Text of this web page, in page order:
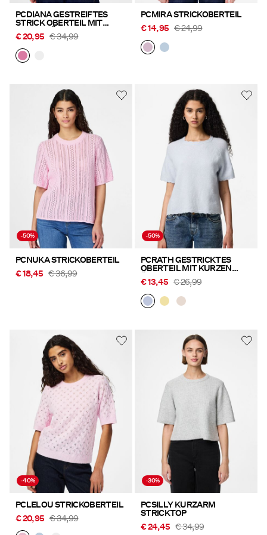
PCDIANA GESTREIFTES
STRICK OBERTEIL MIT
KURZEN ÄRMELN
€ 20,95 € 34,99
PCMIRA STRICKOBERTEIL
€ 14,95 € 24,99
-50%
PCNUKA STRICKOBERTEIL
€ 18,45 € 36,99
-50%
PCRATH GESTRICKTES
OBERTEIL MIT KURZEN
€ 13,45 € 26,99
-40%
PCLELOU STRICKOBERTEIL
€ 20,95 € 34,99
-30%
PCSILLY KURZARM
STRICKTOP
€ 24,45 € 34,99